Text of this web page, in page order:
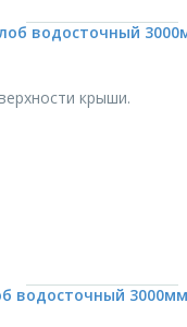
водосточный
крыши.
водосточный